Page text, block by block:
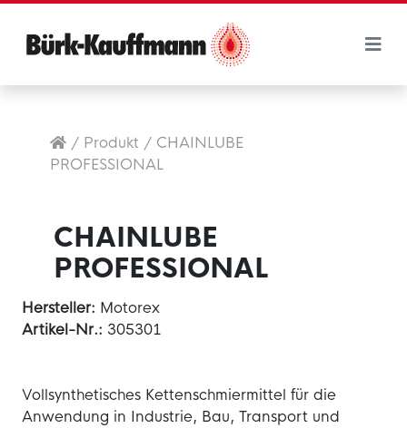
/ Produkt / CHAINLUBE
PROFESSIONAL
CHAINLUBE
PROFESSIONAL
Hersteller: Motorex
Artikel-Nr.: 305301
Vollsynthetisches Kettenschmiermittel für die
Anwendung in Industrie, Bau, Transport und